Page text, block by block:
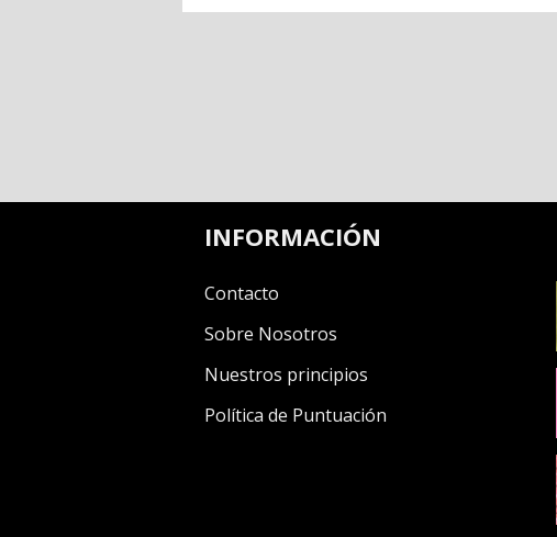
INFORMACIÓN
Contacto
Sobre Nosotros
Nuestros principios
Política de Puntuación